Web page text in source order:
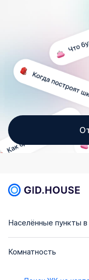
Населённые пункты в
Комнатность